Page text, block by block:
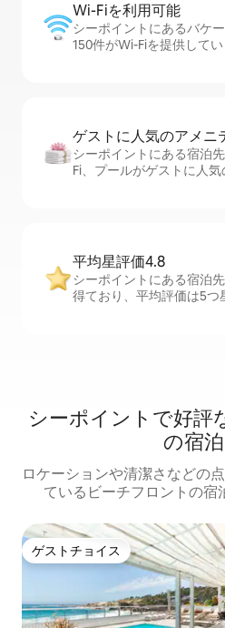
Wi-Fiを利⁠用⁠可⁠能
シーポイントにあるバケ
150件がWi-Fiを提供して
ゲストに人⁠気⁠のア⁠メ⁠ニ⁠
シーポイントにある宿泊
Fi、プールがゲストに人
平均星評価4.8
シーポイントにある宿泊
得ており、平均評価は5つ
シーポイントで好評
の宿
ロケーションや清潔さなどの
ているビーチフロントの宿
ゲストチョイス
ゲストチョイス